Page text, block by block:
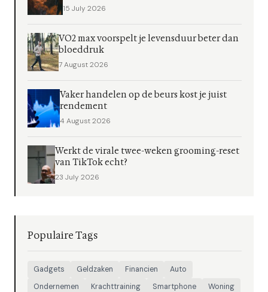
15 July 2026
VO2 max voorspelt je levensduur beter dan
bloeddruk
7 August 2026
Vaker handelen op de beurs kost je juist
rendement
4 August 2026
Werkt de virale twee-weken grooming-reset
van TikTok echt?
23 July 2026
Populaire Tags
Gadgets Geldzaken Financien
Auto
Ondernemen
Krachttraining Smartphone
Woning